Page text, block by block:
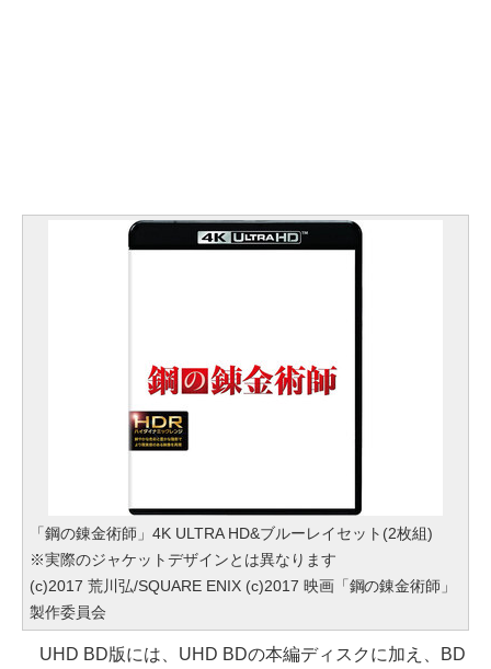
「鋼の錬金術師」4K ULTRA HD&ブルーレイセット(2枚組)
※実際のジャケットデザインとは異なります
(c)2017 荒川弘/SQUARE ENIX (c)2017 映画「鋼の錬金術師」
製作委員会
UHD BD版には、UHD BDの本編ディスクに加え、BD